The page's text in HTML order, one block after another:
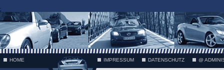
;
HOME IMPRESSUM DATENSCHUTZ @